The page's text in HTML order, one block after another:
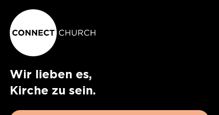
Wir lieben es,
Kirche zu sein.